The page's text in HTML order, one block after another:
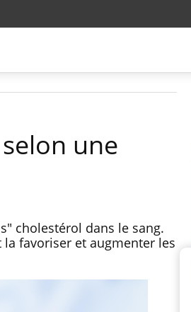
une
cholestérol dans le sang.
favoriser et augmenter les